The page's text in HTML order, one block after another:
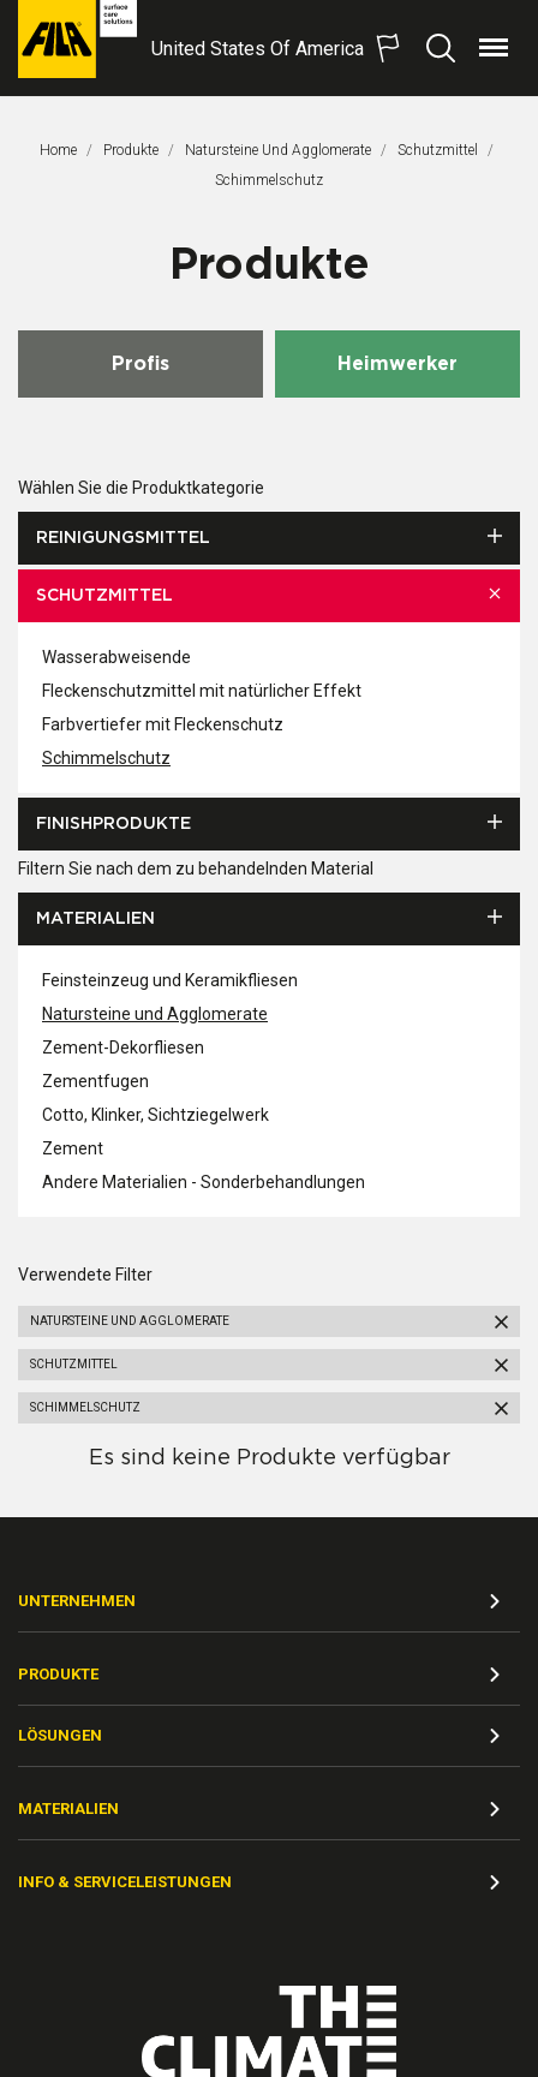
FILA
S.p.A.
United States Of America
SuchenMenü
Home Produkte Natursteine Und Agglomerate
Schutzmittel
Aktuelle Seite:
Schimmelschutz
Produkte
Profis Heimwerker
Wählen Sie die Produktkategorie
REINIGUNGSMITTEL
SCHUTZMITTEL
Wasserabweisende
Fleckenschutzmittel mit natürlicher Effekt
Farbvertiefer mit Fleckenschutz
Schimmelschutz
FINISHPRODUKTE
Filtern Sie nach dem zu behandelnden Material
MATERIALIEN
Feinsteinzeug und Keramikfliesen
Natursteine und Agglomerate
Zement-Dekorfliesen
Zementfugen
Cotto, Klinker, Sichtziegelwerk
Zement
Andere Materialien - Sonderbehandlungen
Verwendete Filter
NATURSTEINE UND AGGLOMERATE
SCHUTZMITTEL
SCHIMMELSCHUTZ
Es sind keine Produkte verfügbar
UNTERNEHMEN
PRODUKTE
LÖSUNGEN
MATERIALIEN
INFO & SERVICELEISTUNGEN